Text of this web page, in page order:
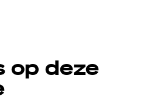
op deze